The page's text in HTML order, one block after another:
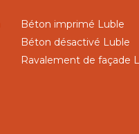
Béton imprimé Luble
Béton désactivé Luble
Ravalement de façade